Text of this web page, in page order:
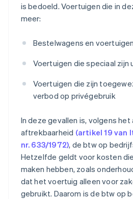
is bedoeld. Voertuigen die in
meer:
Bestelwagens en
Voertuigen die speciaal
Voertuigen die zijn
verbod op privégebruik
In deze gevallen is, volgens
aftrekbaarheid (artikel 19 van
nr. 633/1972), de btw op
Hetzelfde geldt voor kosten
maken hebben, zoals
dat het voertuig alleen voor
gebruikt. Daarom is de btw op